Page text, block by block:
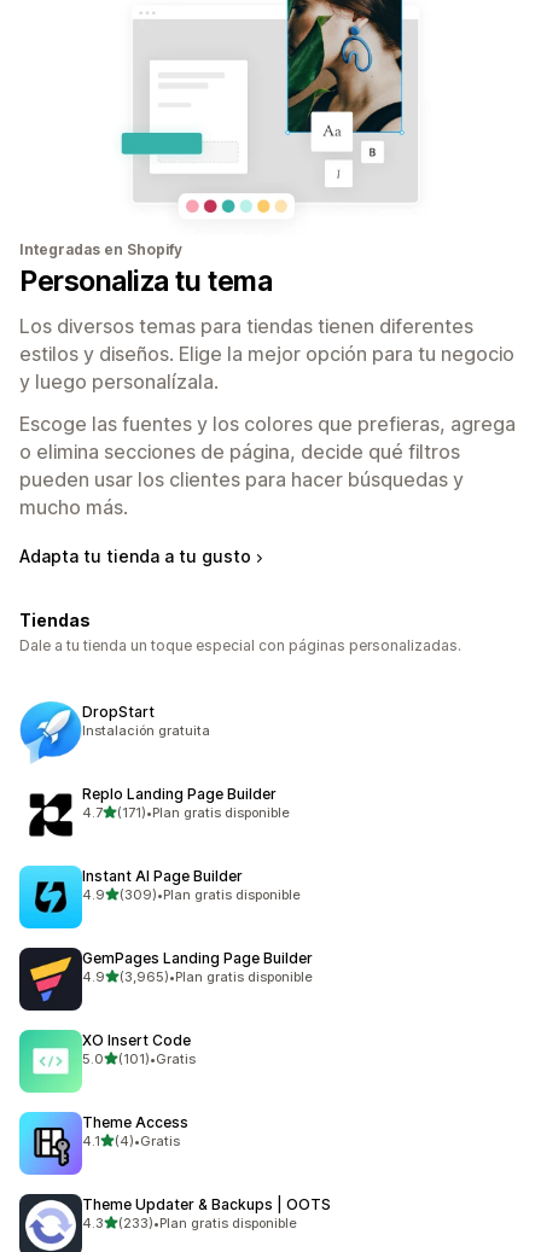
Integradas en Shopify
Personaliza tu tema
Los diversos temas para tiendas tienen diferentes
estilos y diseños. Elige la mejor opción para tu negocio
y luego personalízala.
Escoge las fuentes y los colores que prefieras, agrega
o elimina secciones de página, decide qué filtros
pueden usar los clientes para hacer búsquedas y
mucho más.
Adapta tu tienda a tu gusto
Tiendas
Dale a tu tienda un toque especial con páginas personalizadas.
DropStart
Instalación gratuita
Replo Landing Page Builder
4.7de 5 estrellas
(171)
171 reseñas en total
•Plan gratis disponible
Instant AI Page Builder
4.9de 5 estrellas
(309)
309 reseñas en total
•Plan gratis disponible
GemPages Landing Page Builder
4.9de 5 estrellas
(3,965)
3965 reseñas en total
•Plan gratis disponible
XO Insert Code
5.0de 5 estrellas
(101)
101 reseñas en total
•Gratis
Theme Access
4.1de 5 estrellas
(4)
4 reseñas en total
•Gratis
Theme Updater & Backups | OOTS
4.3de 5 estrellas
(233)
233 reseñas en total
•Plan gratis disponible